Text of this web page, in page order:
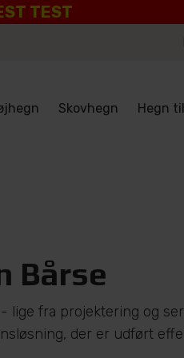
TEST
Skovhegn Hegn
Bårse
fra projektering og
der er udført